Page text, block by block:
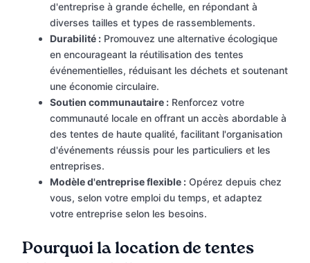
d'entreprise à grande échelle, en répondant à
diverses tailles et types de rassemblements.
Durabilité : Promouvez une alternative écologique
en encourageant la réutilisation des tentes
événementielles, réduisant les déchets et soutenant
une économie circulaire.
Soutien communautaire : Renforcez votre
communauté locale en offrant un accès abordable à
des tentes de haute qualité, facilitant l'organisation
d'événements réussis pour les particuliers et les
entreprises.
Modèle d'entreprise flexible : Opérez depuis chez
vous, selon votre emploi du temps, et adaptez
votre entreprise selon les besoins.
Pourquoi la location de tentes